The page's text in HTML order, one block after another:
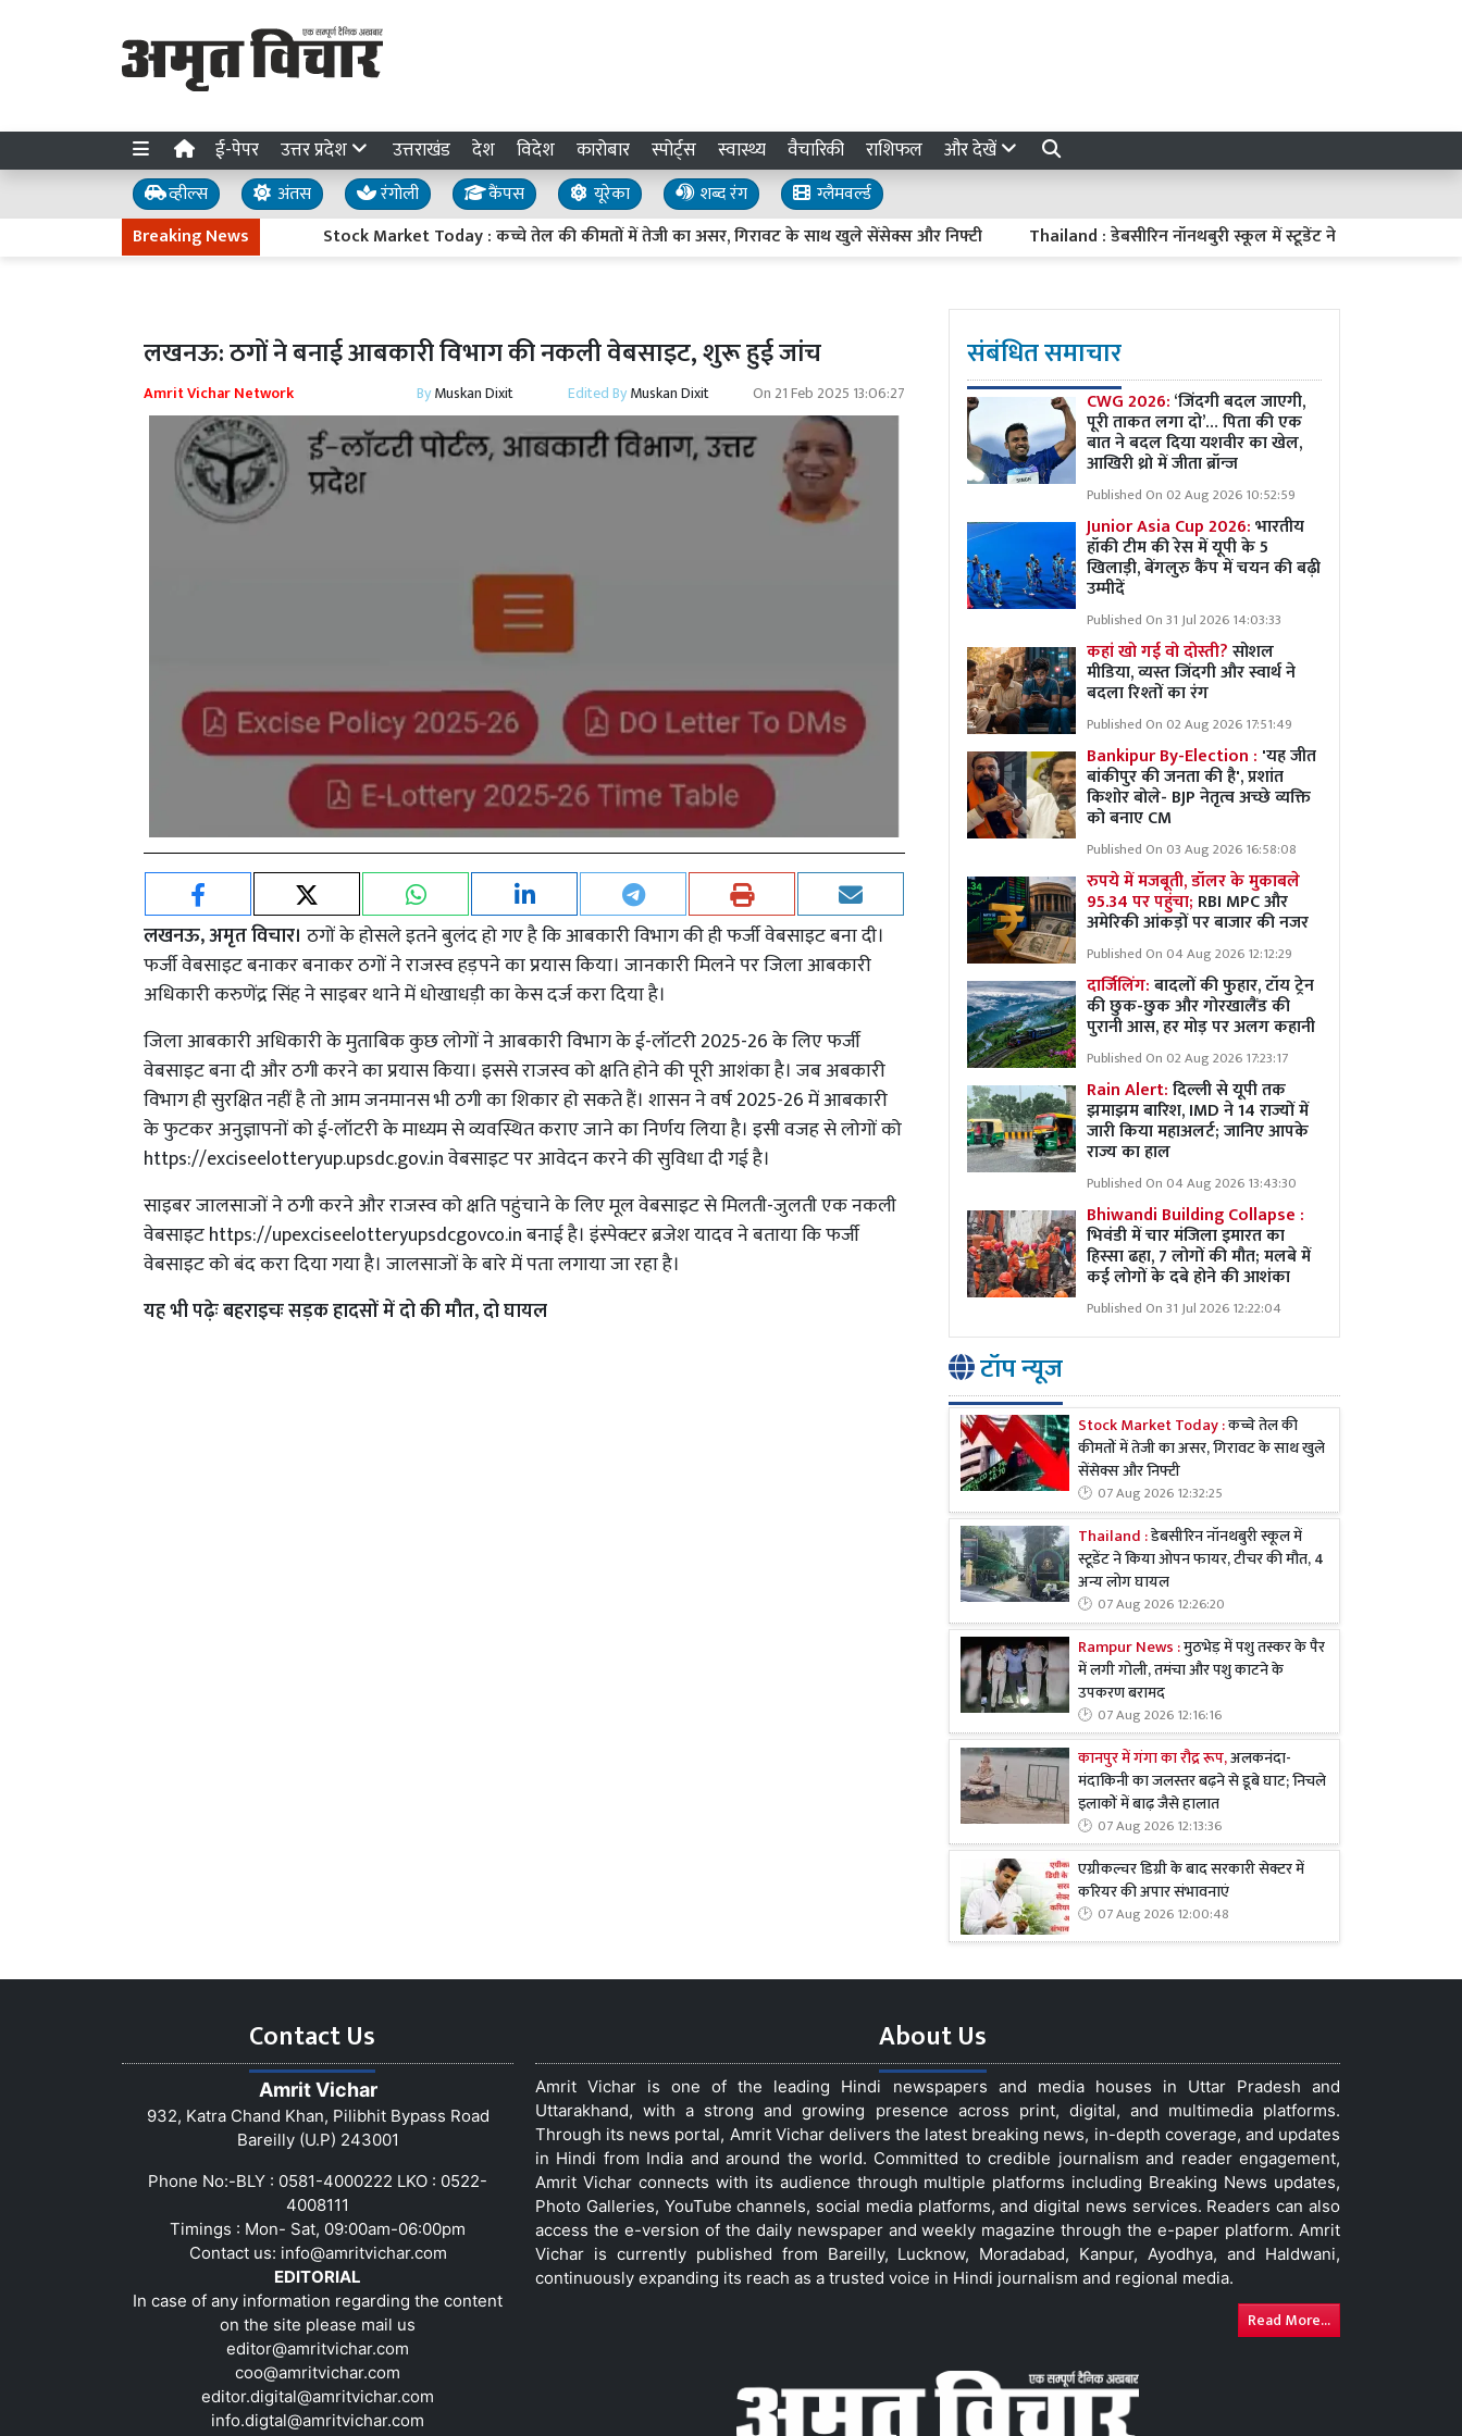
ई-पेपर उत्तर प्रदेश उत्तराखंड देश विदेश कारोबार स्पोर्ट्स स्वास्थ्य वैचारिकी राशिफल और देखें
व्हील्स अंतस रंगोली कैंपस यूरेका शब्द रंग
ग्लैमवर्ल्ड
Breaking News
Stock Market Today : कच्चे तेल की कीमतों में तेजी का असर, गिरावट के साथ खुले सेंसेक्स और निफ्टी Thailand : डेबसीरिन नॉनथबुरी स्कूल में स्टूडेंट ने किया ओपन फायर,
लखनऊ: ठगों ने बनाई आबकारी विभाग की नकली वेबसाइट, शुरू हुई जांच
Amrit Vichar Network ByMuskan Dixit Edited ByMuskan Dixit On 21 Feb 2025 13:06:27
लखनऊ, अमृत विचार। ठगों के होसले इतने बुलंद हो गए है कि आबकारी विभाग की ही फर्जी वेबसाइट बना दी।
फर्जी वेबसाइट बनाकर बनाकर ठगों ने राजस्व हड़पने का प्रयास किया। जानकारी मिलने पर जिला आबकारी
अधिकारी करुणेंद्र सिंह ने साइबर थाने में धोखाधड़ी का केस दर्ज करा दिया है।
जिला आबकारी अधिकारी के मुताबिक कुछ लोगों ने आबकारी विभाग के ई-लॉटरी 2025-26 के लिए फर्जी
वेबसाइट बना दी और ठगी करने का प्रयास किया। इससे राजस्व को क्षति होने की पूरी आशंका है। जब अबकारी
विभाग ही सुरक्षित नहीं है तो आम जनमानस भी ठगी का शिकार हो सकते हैं। शासन ने वर्ष 2025-26 में आबकारी
के फुटकर अनुज्ञापनों को ई-लॉटरी के माध्यम से व्यवस्थित कराए जाने का निर्णय लिया है। इसी वजह से लोगों को
https://exciseelotteryup.upsdc.gov.in वेबसाइट पर आवेदन करने की सुविधा दी गई है।
साइबर जालसाजों ने ठगी करने और राजस्व को क्षति पहुंचाने के लिए मूल वेबसाइट से मिलती-जुलती एक नकली
वेबसाइट https://upexciseelotteryupsdcgovco.in बनाई है। इंस्पेक्टर ब्रजेश यादव ने बताया कि फर्जी
वेबसाइट को बंद करा दिया गया है। जालसाजों के बारे में पता लगाया जा रहा है।
यह भी पढ़ेःबहराइचः सड़क हादसों में दो की मौत, दो घायल
संबंधित समाचार
CWG 2026:‘जिंदगी बदल जाएगी,
पूरी ताकत लगा दो’… पिता की एक
बात ने बदल दिया यशवीर का खेल,
आखिरी थ्रो में जीता ब्रॉन्ज
Published On 02 Aug 2026 10:52:59
Junior Asia Cup 2026:भारतीय
हॉकी टीम की रेस में यूपी के 5
खिलाड़ी, बेंगलुरु कैंप में चयन की बढ़ी
उम्मीदें
Published On 31 Jul 2026 14:03:33
कहां खो गई वो दोस्ती?सोशल
मीडिया, व्यस्त जिंदगी और स्वार्थ ने
बदला रिश्तों का रंग
Published On 02 Aug 2026 17:51:49
Bankipur By-Election : 'यह जीत
बांकीपुर की जनता की है', प्रशांत
किशोर बोले- BJP नेतृत्व अच्छे व्यक्ति
को बनाए CM
Published On 03 Aug 2026 16:58:08
रुपये में मजबूती, डॉलर के मुकाबले
95.34 पर पहुंचा; RBI MPC और
अमेरिकी आंकड़ों पर बाजार की नजर
Published On 04 Aug 2026 12:12:29
दार्जिलिंग:बादलों की फुहार, टॉय ट्रेन
की छुक-छुक और गोरखालैंड की
पुरानी आस, हर मोड़ पर अलग कहानी
Published On 02 Aug 2026 17:23:17
Rain Alert:दिल्ली से यूपी तक
झमाझम बारिश, IMD ने 14 राज्यों में
जारी किया महाअलर्ट; जानिए आपके
राज्य का हाल
Published On 04 Aug 2026 13:43:30
Bhiwandi Building Collapse :
भिवंडी में चार मंजिला इमारत का
हिस्सा ढहा, 7 लोगों की मौत; मलबे में
कई लोगों के दबे होने की आशंका
Published On 31 Jul 2026 12:22:04
टॉप न्यूज
Stock Market Today :कच्चे तेल की
कीमतों में तेजी का असर, गिरावट के साथ खुले
सेंसेक्स और निफ्टी
07 Aug 2026 12:32:25
Thailand :डेबसीरिन नॉनथबुरी स्कूल में
स्टूडेंट ने किया ओपन फायर, टीचर की मौत, 4
अन्य लोग घायल
07 Aug 2026 12:26:20
Rampur News :मुठभेड़ में पशु तस्कर के पैर
में लगी गोली, तमंचा और पशु काटने के
उपकरण बरामद
07 Aug 2026 12:16:16
कानपुर में गंगा का रौद्र रूप,अलकनंदा-
मंदाकिनी का जलस्तर बढ़ने से डूबे घाट; निचले
इलाकों में बाढ़ जैसे हालात
07 Aug 2026 12:13:36
एग्रीकल्चर डिग्री के बाद सरकारी सेक्टर में
करियर की अपार संभावनाएं
07 Aug 2026 12:00:48
Contact Us
Amrit Vichar
932, Katra Chand Khan, Pilibhit Bypass Road
Bareilly (U.P) 243001
Phone No:-BLY : 0581-4000222 LKO : 0522-
4008111
Timings : Mon- Sat, 09:00am-06:00pm
Contact us: info@amritvichar.com
EDITORIAL
In case of any information regarding the content
on the site please mail us
editor@amritvichar.com
coo@amritvichar.com
editor.digital@amritvichar.com
info.digtal@amritvichar.com
About Us
Amrit Vichar is one of the leading Hindi newspapers and media houses in Uttar Pradesh and
Uttarakhand, with a strong and growing presence across print, digital, and multimedia platforms.
Through its news portal, Amrit Vichar delivers the latest breaking news, in-depth coverage, and updates
in Hindi from India and around the world. Committed to credible journalism and reader engagement,
Amrit Vichar connects with its audience through multiple platforms including Breaking News updates,
Photo Galleries, YouTube channels, social media platforms, and digital news services. Readers can also
access the e-version of the daily newspaper and weekly magazine through the e-paper platform. Amrit
Vichar is currently published from Bareilly, Lucknow, Moradabad, Kanpur, Ayodhya, and Haldwani,
continuously expanding its reach as a trusted voice in Hindi journalism and regional media.
Read More...